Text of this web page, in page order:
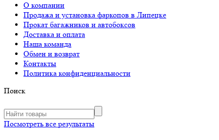
О компании
Продажа и установка фаркопов в Липецке
Прокат багажников и автобоксов
Доставка и оплата
Наша команда
Обмен и возврат
Контакты
Политика конфиденциальности
Поиск
Посмотреть все результаты